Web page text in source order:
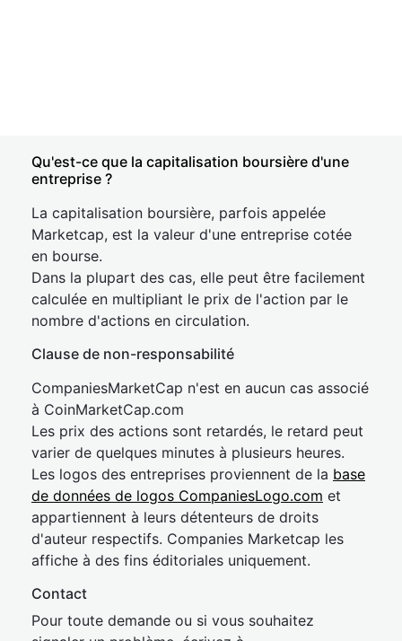
Qu'est-ce que la capitalisation boursière d'une
entreprise ?
La capitalisation boursière, parfois appelée
Marketcap, est la valeur d'une entreprise cotée
en bourse.
Dans la plupart des cas, elle peut être facilement
calculée en multipliant le prix de l'action par le
nombre d'actions en circulation.
Clause de non-responsabilité
CompaniesMarketCap n'est en aucun cas associé
à CoinMarketCap.com
Les prix des actions sont retardés, le retard peut
varier de quelques minutes à plusieurs heures.
Les logos des entreprises proviennent de la base
de données de logos CompaniesLogo.com et
appartiennent à leurs détenteurs de droits
d'auteur respectifs. Companies Marketcap les
affiche à des fins éditoriales uniquement.
Contact
Pour toute demande ou si vous souhaitez